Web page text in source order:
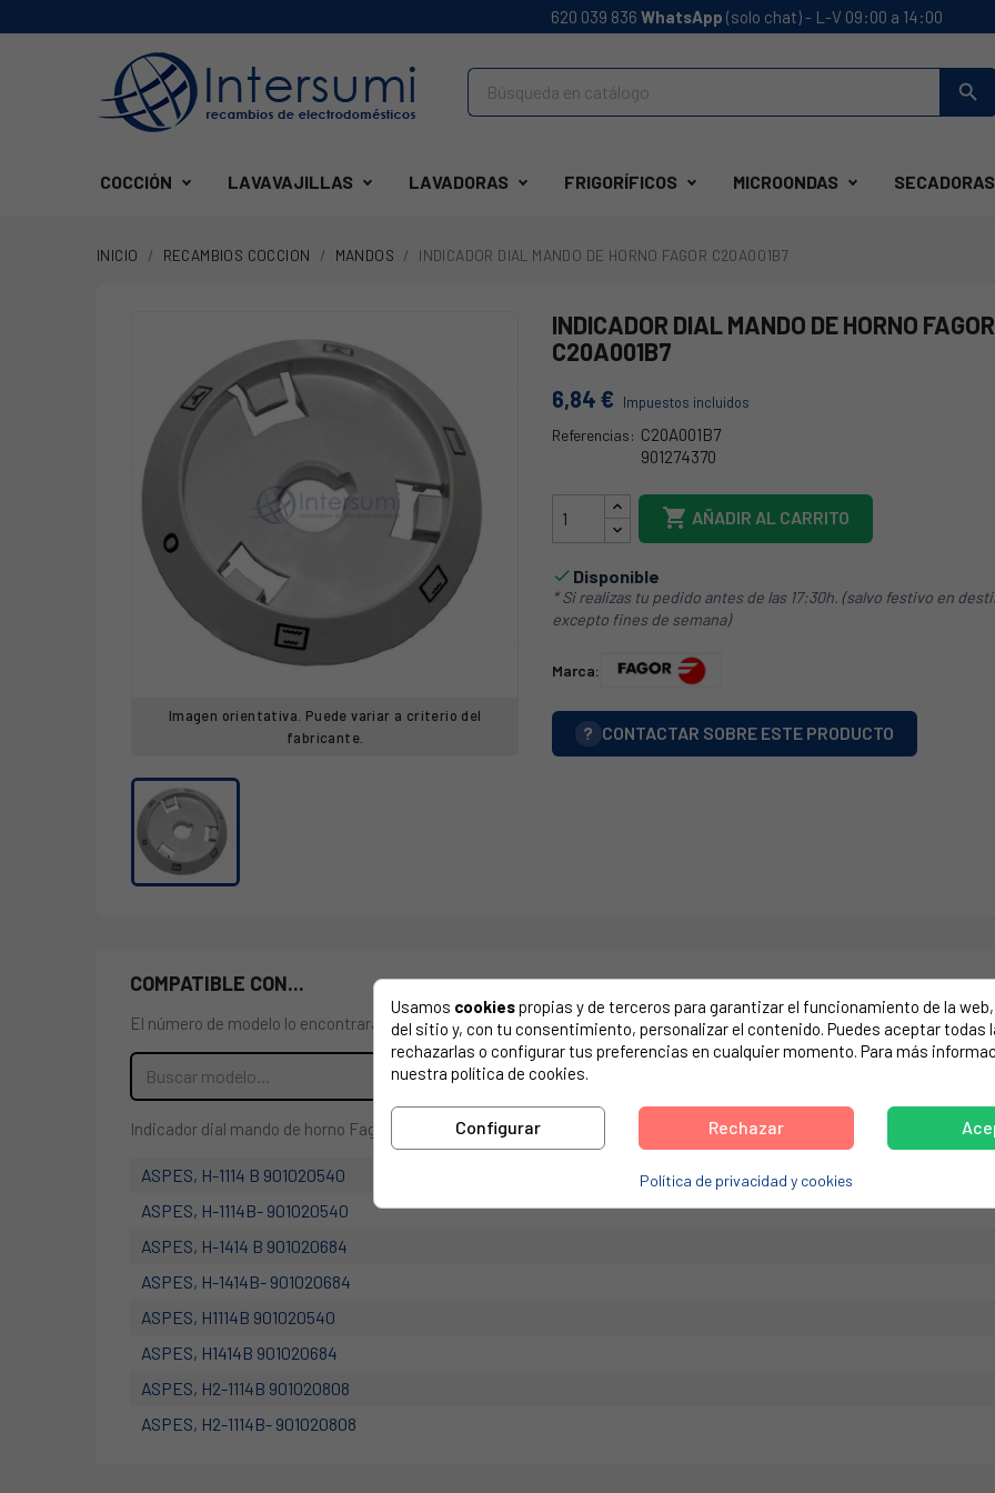
620 039 836 WhatsApp (solo chat) - L-V 09:00 a 14:00
search
COCCIÓN LAVAVAJILLAS LAVADORAS FRIGORÍFICOS MICROONDAS SECADORAS
INICIO RECAMBIOS COCCION MANDOS INDICADOR DIAL MANDO DE HORNO FAGOR C20A001B7
Imagen orientativa. Puede variar a criterio del
fabricante.
INDICADOR DIAL MANDO DE HORNO FAGOR
C20A001B7
6,84 € Impuestos incluidos
Referencias: C20A001B7
901274370
 AÑADIR AL CARRITO
 Disponible
* Si realizas tu pedido antes de las 17:30h. (salvo festivo en
excepto fines de semana)
Marca:
? CONTACTAR SOBRE ESTE PRODUCTO
COMPATIBLE CON...
El número de modelo lo encontrarás en la etiqueta de tu electrodoméstico. Suele estar formado por números y letras.
Indicador dial mando de horno Fagor
ASPES, H-1114 B 901020540
ASPES, H-1114B- 901020540
ASPES, H-1414 B 901020684
ASPES, H-1414B- 901020684
ASPES, H1114B 901020540
ASPES, H1414B 901020684
ASPES, H2-1114B 901020808
ASPES, H2-1114B- 901020808
Usamos cookiespropias y de terceros para garantizar el funcionamiento de la
del sitio y, con tu consentimiento, personalizar el contenido. Puedes aceptar todas
rechazarlas o configurar tus preferencias en cualquier momento. Para más
nuestra política de cookies.
Configurar Rechazar
Política de privacidad y cookies